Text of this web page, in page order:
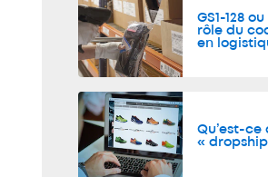
GS1-128
rôle du
en
Qu’est-ce
«